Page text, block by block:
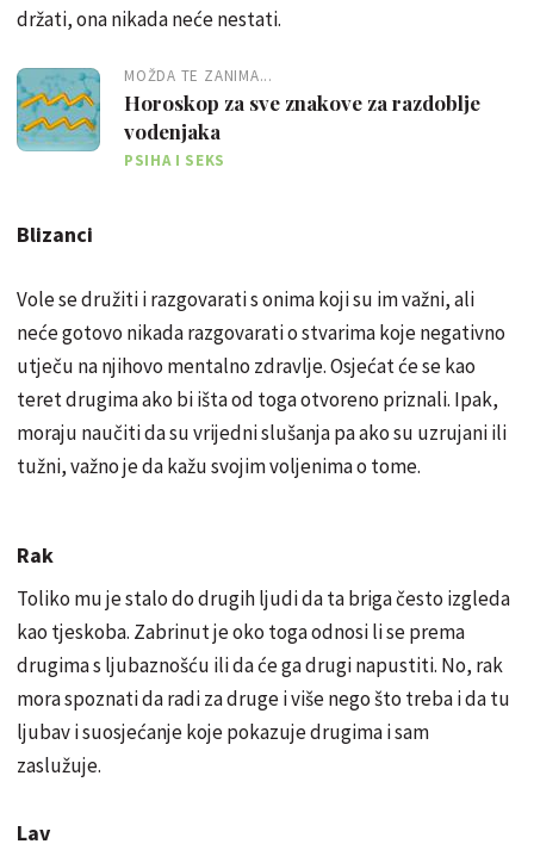
držati, ona nikada neće nestati.
MOŽDA TE ZANIMA...
Horoskop za sve znakove za razdoblje
vodenjaka
PSIHA I SEKS
Blizanci
Vole se družiti i razgovarati s onima koji su im važni, ali
neće gotovo nikada razgovarati o stvarima koje negativno
utječu na njihovo mentalno zdravlje. Osjećat će se kao
teret drugima ako bi išta od toga otvoreno priznali. Ipak,
moraju naučiti da su vrijedni slušanja pa ako su uzrujani ili
tužni, važno je da kažu svojim voljenima o tome.
Rak
Toliko mu je stalo do drugih ljudi da ta briga često izgleda
kao tjeskoba. Zabrinut je oko toga odnosi li se prema
drugima s ljubaznošću ili da će ga drugi napustiti. No, rak
mora spoznati da radi za druge i više nego što treba i da tu
ljubav i suosjećanje koje pokazuje drugima i sam
zaslužuje.
Lav